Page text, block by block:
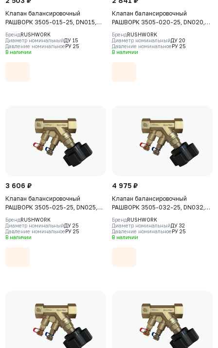
Клапан балансировочный
РАШВОРК 3505-015-25, DN015,
PN25, корпус - CW617N, клапан -
CW617N, уплотнение - PTFE, ВР/
ВР, BSPP
БрендRUSHWORK
Диаметр номинальныйДУ 15
Давление номинальноеРУ 25
В наличии
Клапан балансировочный
РАШВОРК 3505-020-25, DN020,
PN25, корпус - CW617N, клапан -
CW617N, уплотнение - PTFE, ВР/
ВР, BSPP
БрендRUSHWORK
Диаметр номинальныйДУ 20
Давление номинальноеРУ 25
В наличии
3 606 ₽
Клапан балансировочный
РАШВОРК 3505-025-25, DN025,
PN25, корпус - CW617N, клапан -
CW617N, уплотнение - PTFE, ВР/
ВР, BSPP
БрендRUSHWORK
Диаметр номинальныйДУ 25
Давление номинальноеРУ 25
В наличии
4 975 ₽
Клапан балансировочный
РАШВОРК 3505-032-25, DN032,
PN25, корпус - CW617N, клапан -
CW617N, уплотнение - PTFE, ВР/
ВР, BSPP
БрендRUSHWORK
Диаметр номинальныйДУ 32
Давление номинальноеРУ 25
В наличии